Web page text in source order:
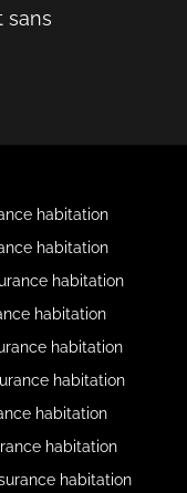
sans
habitation
habitation
habitation
habitation
habitation
habitation
habitation
habitation
habitation